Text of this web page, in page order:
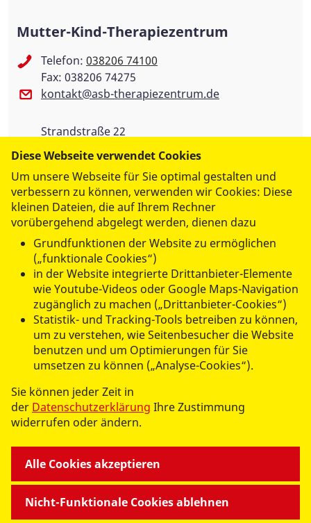
Mutter-Kind-Therapiezentrum
Telefon: 038206 74100
Fax: 038206 74275
kontakt@asb-therapiezentrum.de
Strandstraße 22
18181 Ostseeheilbad Graal-Müritz
UNSERE ANGEBOTE
MUTTER-KIND-THERAPIEZENTRUM
EINRICHTUNGEN
WIR ÜBER UNS
Diese Webseite verwendet Cookies
Um unsere Webseite für Sie optimal gestalten und
verbessern zu können, verwenden wir Cookies: Diese
kleinen Dateien, die auf Ihrem Rechner
vorübergehend abgelegt werden, dienen dazu
Grundfunktionen der Website zu ermöglichen
(„funktionale Cookies“)
in der Website integrierte Drittanbieter-Elemente
wie Youtube-Videos oder Google Maps-Navigation
zugänglich zu machen („Drittanbieter-Cookies“)
Statistik- und Tracking-Tools betreiben zu können,
um zu verstehen, wie Seitenbesucher die Website
benutzen und um Optimierungen für Sie
umsetzen zu können („Analyse-Cookies“).
Sie können jeder Zeit in
der Datenschutzerklärung Ihre Zustimmung
widerrufen oder ändern.
Nicht-Funktionale Cookies ablehnen
Alle Cookies akzeptieren